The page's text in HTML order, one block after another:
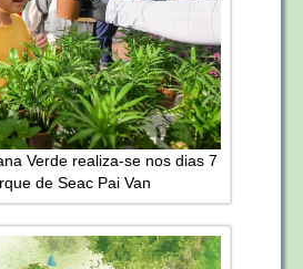
Verde realiza-se nos dias 7
de Seac Pai Van